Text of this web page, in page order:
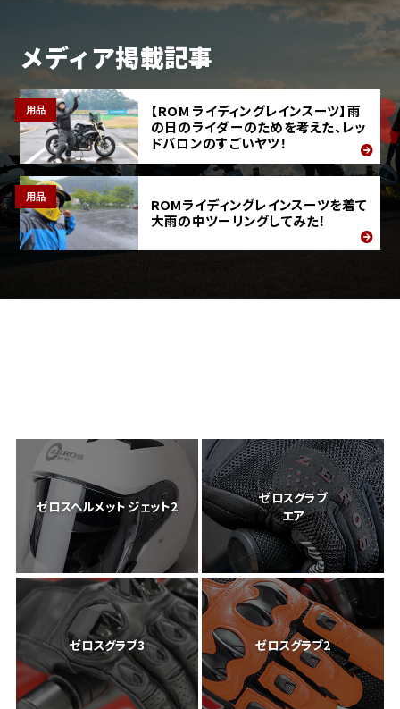
メディア掲載記事
用品
【ROM ライディングレインスーツ】雨
の日のライダーのためを考えた、レッ
ドバロンのすごいヤツ！
用品
ROMライディングレインスーツを着て
大雨の中ツーリングしてみた！
ゼロスヘルメット ジェット2
ゼロスグラブ
エア
ゼロスグラブ3 ゼロスグラブ2